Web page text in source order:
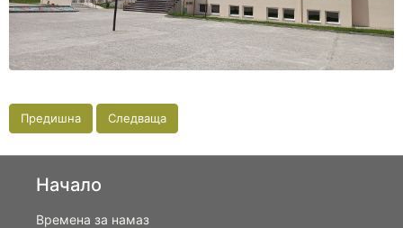
Предишна Следваща
Начало
Времена за намаз